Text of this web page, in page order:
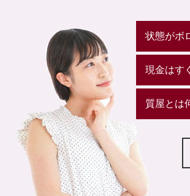
状態がボ
現金はす
質屋とは